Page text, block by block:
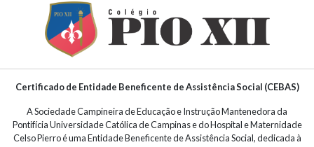
Certificado de Entidade Beneficente de Assistência Social (CEBAS)
A Sociedade Campineira de Educação e Instrução Mantenedora da
Pontifícia Universidade Católica de Campinas e do Hospital e Maternidade
Celso Pierro é uma Entidade Beneficente de Assistência Social, dedicada à